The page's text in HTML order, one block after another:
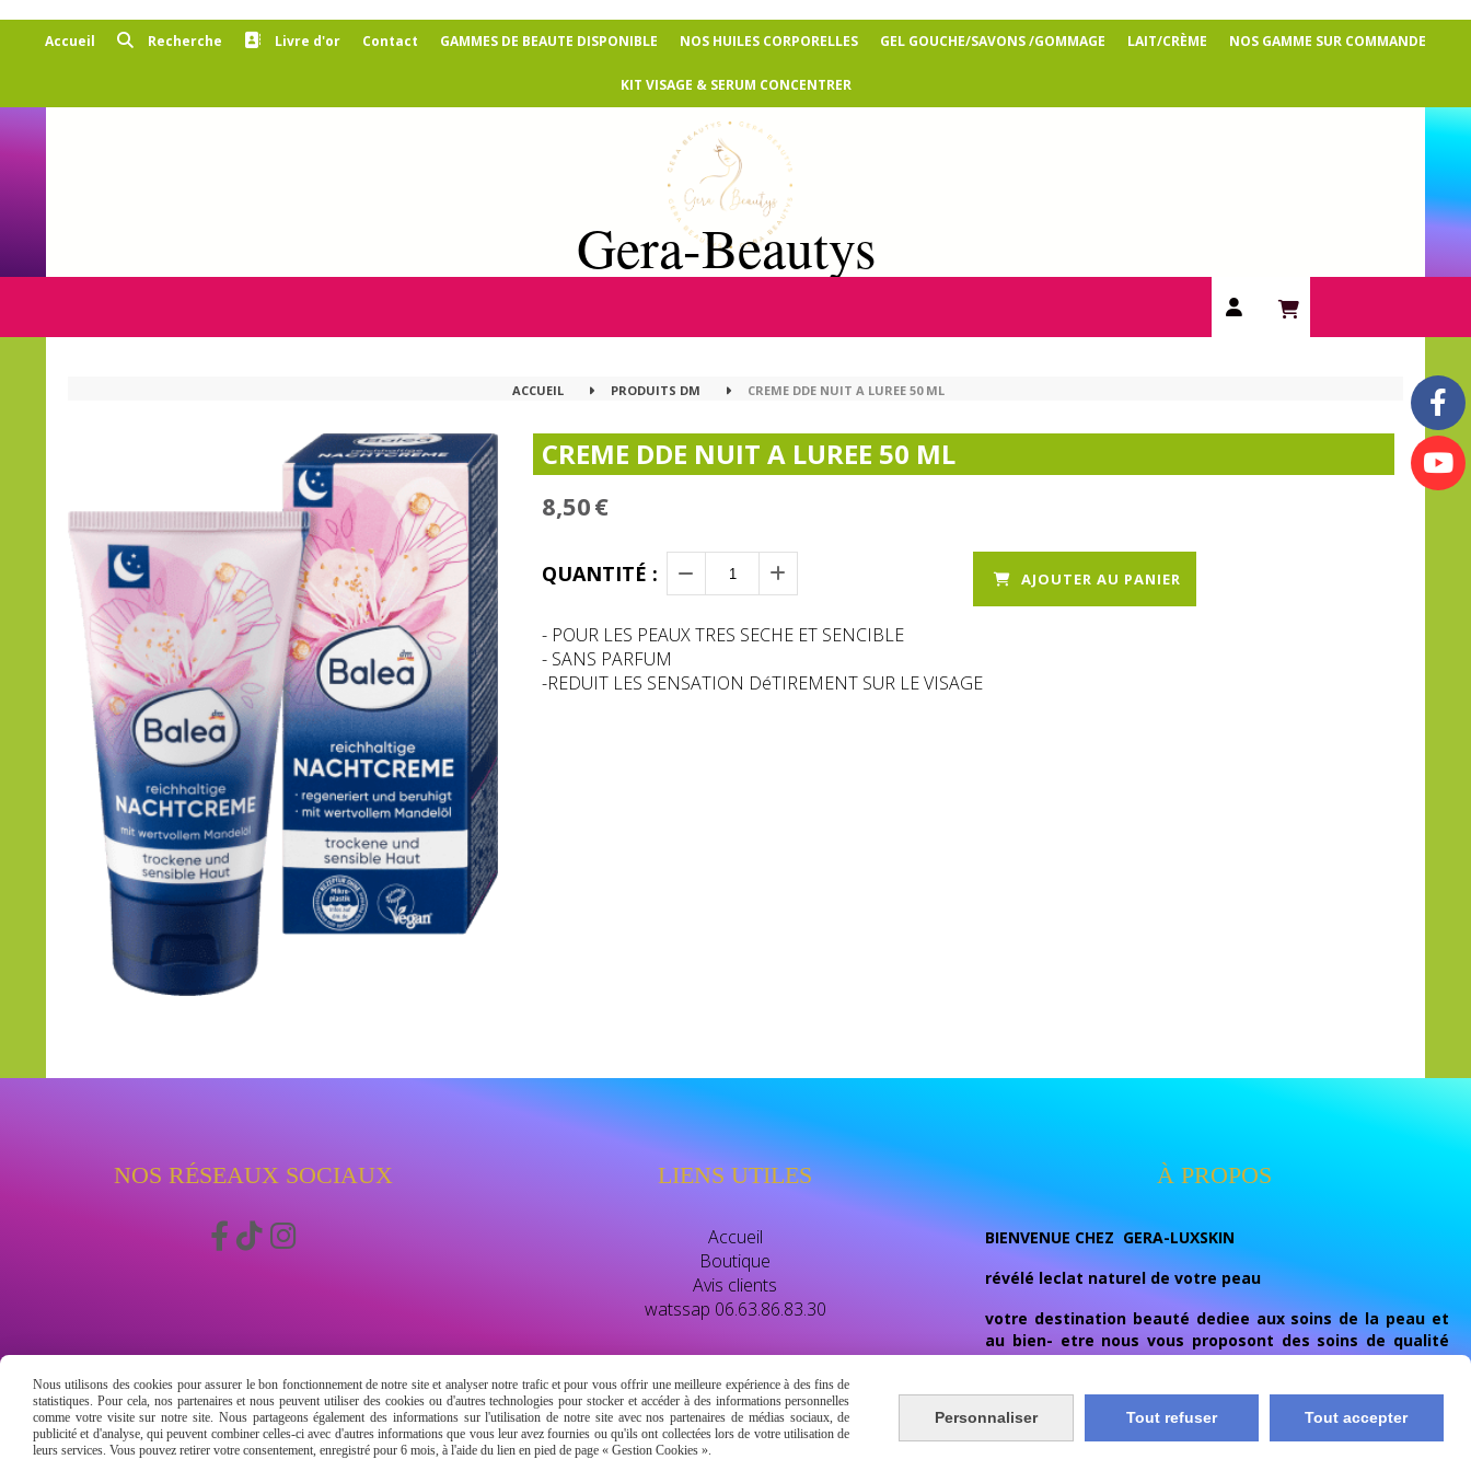
Accueil Recherche Livre d'or Contact GAMMES DE BEAUTE DISPONIBLE NOS HUILES CORPORELLES GEL GOUCHE/SAVONS /GOMMAGE LAIT/CRÈME NOS GAMME SUR COMMANDE
KIT VISAGE & SERUM CONCENTRER
Gera-Beautys
ACCUEIL PRODUITS DM CREME DDE NUIT A LUREE 50 ML
CREME DDE NUIT A LUREE 50 ML
8,50€
QUANTITÉ : AJOUTER AU PANIER
- POUR LES PEAUX TRES SECHE ET SENCIBLE
- SANS PARFUM
-REDUIT LES SENSATION DéTIREMENT SUR LE VISAGE
NOS RÉSEAUX SOCIAUX
  
LIENS UTILES
Accueil
Boutique
Avis clients
watssap 06.63.86.83.30
À PROPOS
BIENVENUE CHEZ GERA-LUXSKIN
révélé leclat naturel de votre peau
votre destination beauté dediee aux soins de la peau et
au bien- etre nous vous proposont des soins de qualité
conçu pour ulluminer , unifier eclaircir naturelement et
Facebook est désactivé. Autoriser
Nous utilisons des cookies pour assurer le bon fonctionnement de notre site et analyser notre trafic et pour vous offrir une meilleure expérience à des fins de
statistiques. Pour cela, nos partenaires et nous peuvent utiliser des cookies ou d'autres technologies pour stocker et accéder à des informations personnelles
comme votre visite sur notre site. Nous partageons également des informations sur l'utilisation de notre site avec nos partenaires de médias sociaux, de
publicité et d'analyse, qui peuvent combiner celles-ci avec d'autres informations que vous leur avez fournies ou qu'ils ont collectées lors de votre utilisation de
leurs services. Vous pouvez retirer votre consentement, enregistré pour 6 mois, à l'aide du lien en pied de page « Gestion Cookies ».
Personnaliser Tout refuser Tout accepter